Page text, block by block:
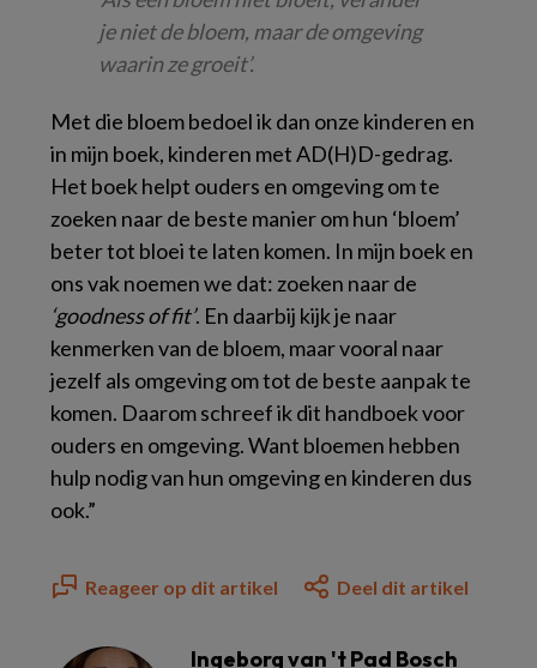
je niet de bloem, maar de omgeving
waarin ze groeit’.
Met die bloem bedoel ik dan onze kinderen en
in mijn boek, kinderen met AD(H)D-gedrag.
Het boek helpt ouders en omgeving om te
zoeken naar de beste manier om hun ‘bloem’
beter tot bloei te laten komen. In mijn boek en
ons vak noemen we dat: zoeken naar de
‘goodness of fit’. En daarbij kijk je naar
kenmerken van de bloem, maar vooral naar
jezelf als omgeving om tot de beste aanpak te
komen. Daarom schreef ik dit handboek voor
ouders en omgeving. Want bloemen hebben
hulp nodig van hun omgeving en kinderen dus
ook.”
Reageer op dit artikel Deel dit artikel
Ingeborg van 't Pad Bosch